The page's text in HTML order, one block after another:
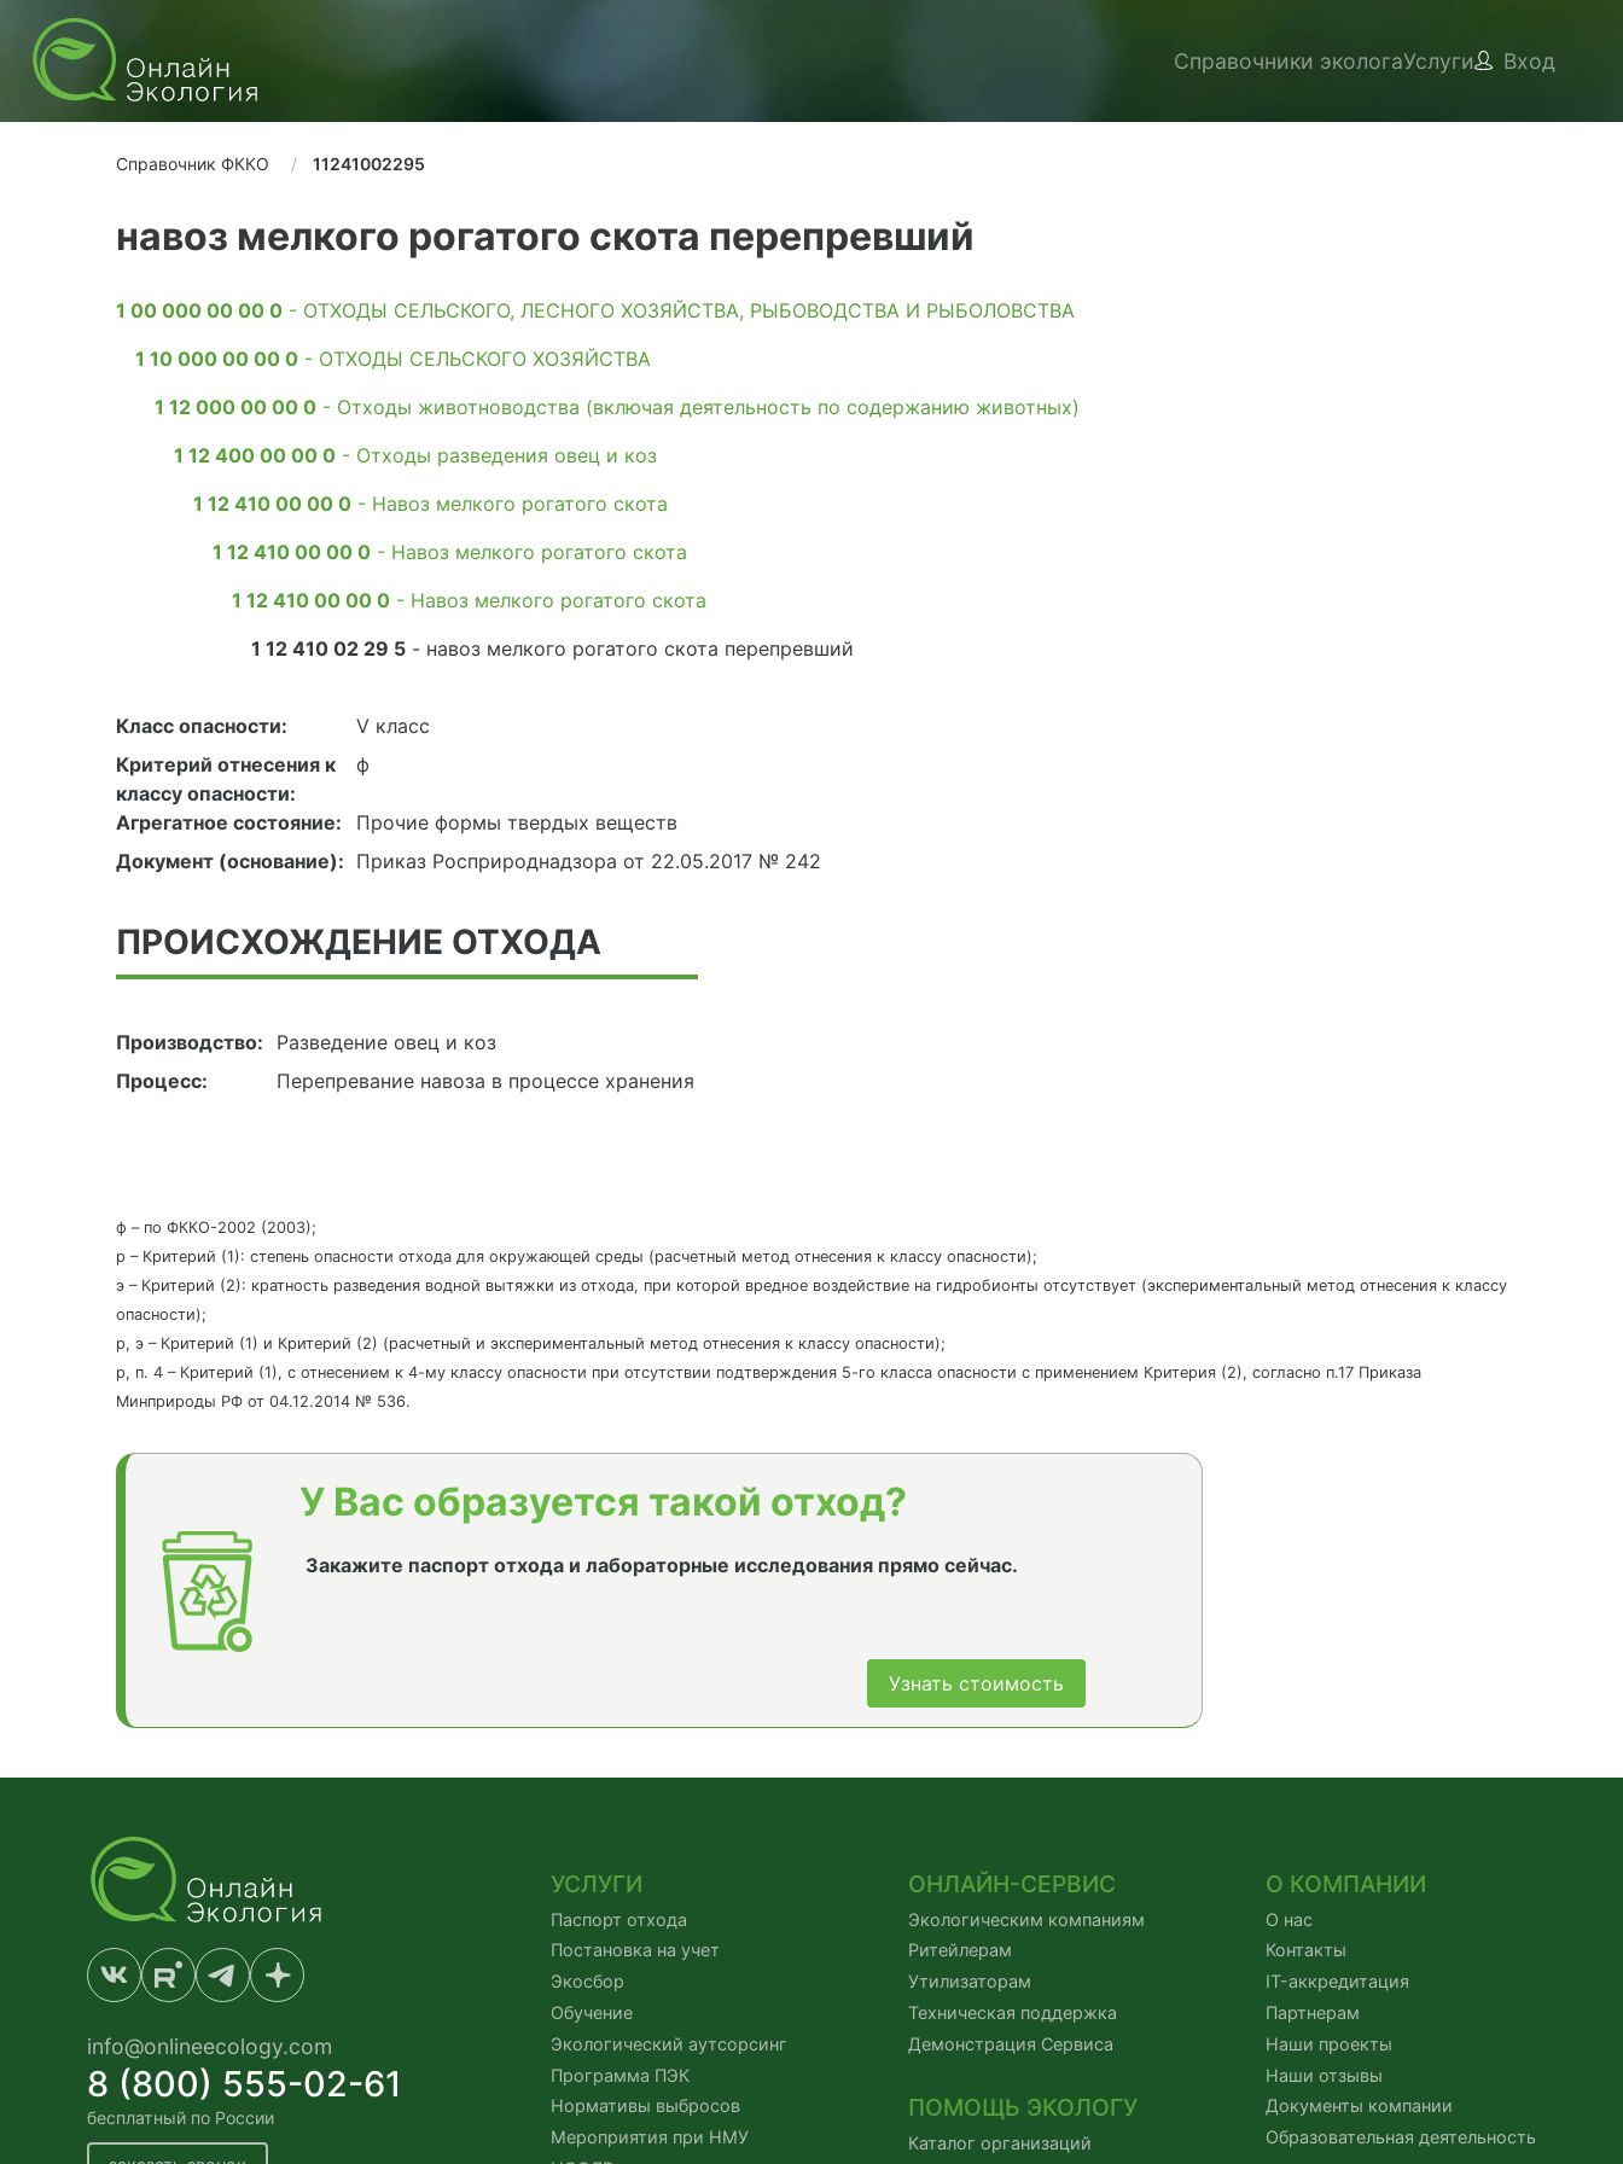
Справочники экологаУслуги Вход
Справочник ФККО 11241002295
навоз мелкого рогатого скота перепревший
1 00 000 00 00 0 - ОТХОДЫ СЕЛЬСКОГО, ЛЕСНОГО ХОЗЯЙСТВА, РЫБОВОДСТВА И РЫБОЛОВСТВА
1 10 000 00 00 0 - ОТХОДЫ СЕЛЬСКОГО ХОЗЯЙСТВА
1 12 000 00 00 0 - Отходы животноводства (включая деятельность по содержанию животных)
1 12 400 00 00 0 - Отходы разведения овец и коз
1 12 410 00 00 0 - Навоз мелкого рогатого скота
1 12 410 00 00 0 - Навоз мелкого рогатого скота
1 12 410 00 00 0 - Навоз мелкого рогатого скота
1 12 410 02 29 5 - навоз мелкого рогатого скота перепревший
Класс опасности:
V класс
Критерий отнесения к
классу опасности:
ф
Агрегатное состояние:
Прочие формы твердых веществ
Документ (основание): Приказ Росприроднадзора от 22.05.2017 № 242
ПРОИСХОЖДЕНИЕ ОТХОДА
Производство:
Разведение овец и коз
Процесс:
Перепревание навоза в процессе хранения
ф – по ФККО-2002 (2003);
р – Критерий (1): степень опасности отхода для окружающей среды (расчетный метод отнесения к классу опасности);
э – Критерий (2): кратность разведения водной вытяжки из отхода, при которой вредное воздействие на гидробионты отсутствует (экспериментальный метод отнесения к классу
опасности);
р, э – Критерий (1) и Критерий (2) (расчетный и экспериментальный метод отнесения к классу опасности);
р, п. 4 – Критерий (1), с отнесением к 4-му классу опасности при отсутствии подтверждения 5-го класса опасности с применением Критерия (2), согласно п.17 Приказа
Минприроды РФ от 04.12.2014 № 536.
У Вас образуется такой отход?
Закажите паспорт отхода и лабораторные исследования прямо сейчас.
Узнать стоимость
info@onlineecology.com
8 (800) 555-02-61
бесплатный по России
УСЛУГИ
Паспорт отхода
Постановка на учет
Экосбор
Обучение
Экологический аутсорсинг
Программа ПЭК
Нормативы выбросов
Мероприятия при НМУ
ОНЛАЙН-СЕРВИС
Экологическим компаниям
Ритейлерам
Утилизаторам
Техническая поддержка
Демонстрация Сервиса
ПОМОЩЬ ЭКОЛОГУ
Каталог организаций
О КОМПАНИИ
О нас
Контакты
IT-аккредитация
Партнерам
Наши проекты
Наши отзывы
Документы компании
Образовательная деятельность